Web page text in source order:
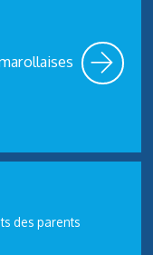
des parents